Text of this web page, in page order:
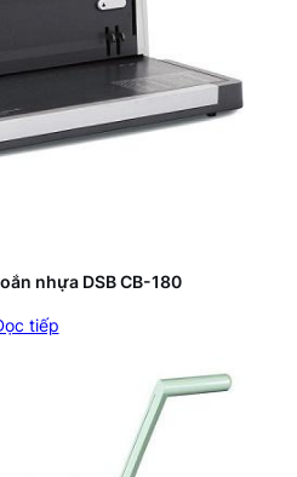
nhựa DSB CB-180
tiếp